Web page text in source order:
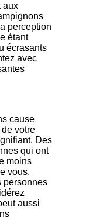
aux
perception
étant
écrasants
avec
cause
votre
Des
qui ont
moins
vous.
personnes
aussi